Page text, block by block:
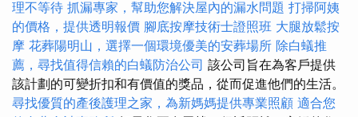
理不等待 抓漏專家，幫助您解決屋內的漏水問題 打掃阿姨
的價格，提供透明報價 腳底按摩技術士證照班 大腿放鬆按
摩 花葬陽明山，選擇一個環境優美的安葬場所 除白蟻推
薦，尋找值得信賴的白蟻防治公司 該公司旨在為客戶提供
該計劃的可變折扣和有價值的獎品，從而促進他們的生活。
尋找優質的產後護理之家，為新媽媽提供專業照顧 適合您